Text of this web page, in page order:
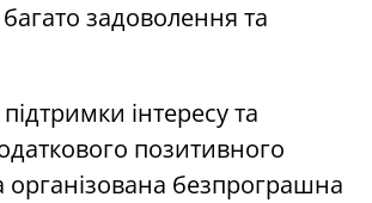
задоволення та
інтересу та
позитивного
організована безпрограшна